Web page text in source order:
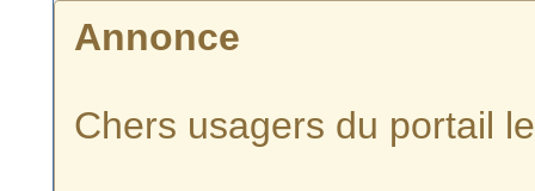
Annonce
Chers usagers du portail